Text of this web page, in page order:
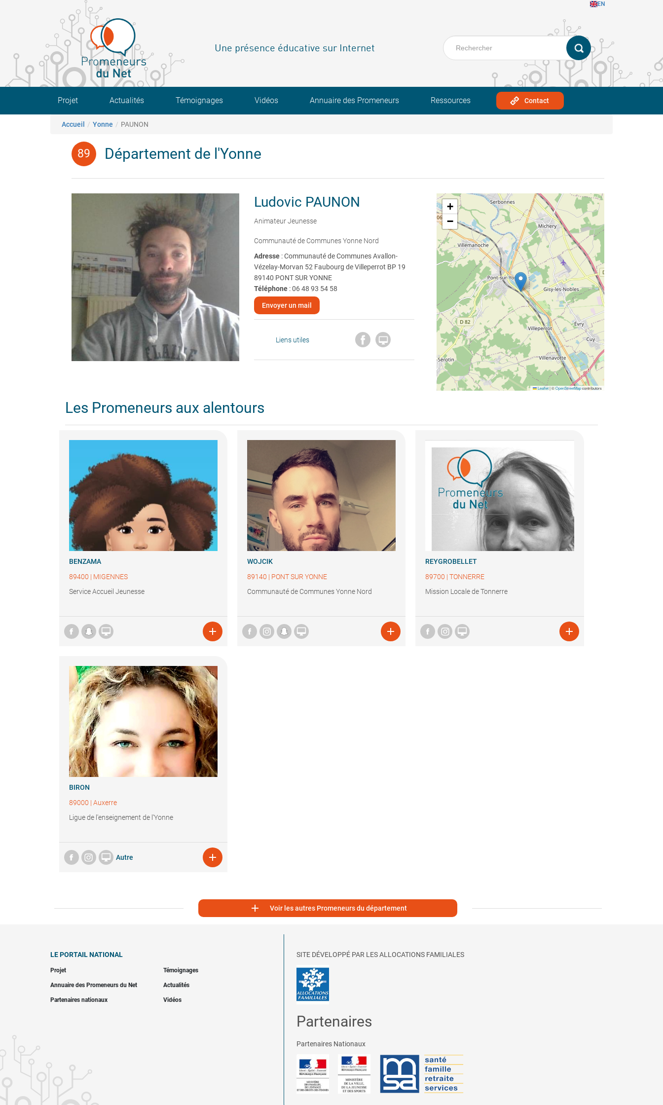
EN
Une présence éducative sur Internet
Main navigation
Projet Actualités Témoignages Vidéos Annuaire des Promeneurs Ressources Contact
Fil d'Ariane
Accueil Yonne PAUNON
Département de l'Yonne
Ludovic PAUNON
Animateur Jeunesse
Communauté de Communes Yonne Nord
Adresse : Communauté de Communes Avallon-
Vézelay-Morvan 52 Faubourg de Villeperrot BP 19
89140 PONT SUR YONNE
Téléphone:06 48 93 54 58
Envoyer un mail
Liens utiles 
+
−
Leaflet |©OpenStreetMapcontributors
Les Promeneurs aux alentours
BENZAMA
89400 | MIGENNES
Service Accueil Jeunesse
 
WOJCIK
89140 | PONT SUR YONNE
Communauté de Communes Yonne Nord
 
REYGROBELLET
89700 |TONNERRE
Mission Locale de Tonnerre
 
BIRON
89000 | Auxerre
Ligue de l'enseignement de l'Yonne
 Autre 
 Voir les autres Promeneurs du département
LE PORTAIL NATIONAL
Projet Témoignages
Annuaire des Promeneurs du Net Actualités
Partenaires nationaux Vidéos
SITE DÉVELOPPÉ PAR LES ALLOCATIONS FAMILIALES
Partenaires
Partenaires Nationaux